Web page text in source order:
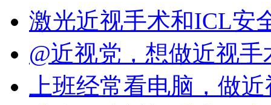
激光近视手术和ICL安
@近视党，想做近视
上班经常看电脑，做